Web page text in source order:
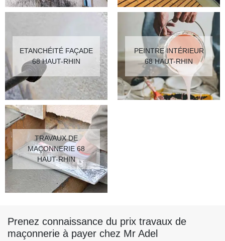
ETANCHÉITÉ FAÇADE
68 HAUT-RHIN
PEINTRE INTÉRIEUR
68 HAUT-RHIN
TRAVAUX DE
MAÇONNERIE 68
HAUT-RHIN
Prenez connaissance du prix travaux de
maçonnerie à payer chez Mr Adel